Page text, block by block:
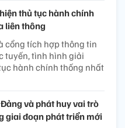
thủ tục hành chính
liên thông
cổng tích hợp thông tin
tuyến, tình hình giải
hành chính thống nhất
và phát huy vai trò
giai đoạn phát triển mới